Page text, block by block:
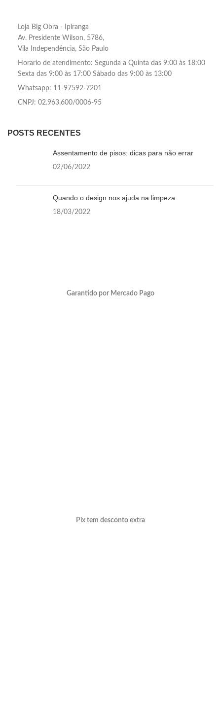
Loja Big Obra - Ipiranga
Av. Presidente Wilson, 5786,
Vila Independência, São Paulo
Horario de atendimento: Segunda a Quinta das 9:00 às 18:00
Sexta das 9:00 às 17:00 Sábado das 9:00 às 13:00
Whatsapp: 11-97592-7201
CNPJ: 02.963.600/0006-95
POSTS RECENTES
Assentamento de pisos: dicas para não errar
02/06/2022
Quando o design nos ajuda na limpeza
18/03/2022
Garantido por Mercado Pago
Pix tem desconto extra